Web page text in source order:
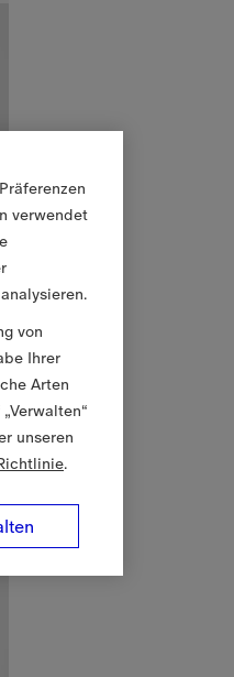
verwendet
von
Ihrer
Arten
unseren
.